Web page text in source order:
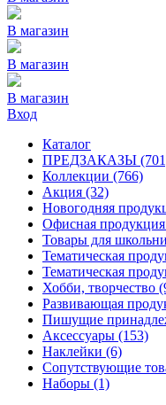
В магазин
В магазин
В магазин
Вход
Каталог
ПРЕДЗАКАЗЫ
Коллекции (766)
Акция (32)
Новогодняя
Офисная продукция
Товары для
Тематическая
Тематическая
Хобби, творчество
Развивающая
Пишущие
Аксессуары (153)
Наклейки (6)
Сопутствующие
Наборы (1)